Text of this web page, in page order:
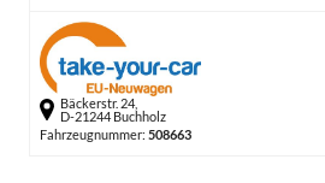
Bäckerstr. 24,
D-21244 Buchholz
Fahrzeugnummer: 508663